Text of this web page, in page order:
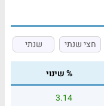
חצי שנתי שנתי
% שינוי
3.14